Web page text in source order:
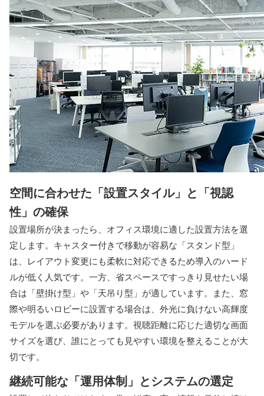
空間に合わせた「設置スタイル」と「視認
性」の確保
設置場所が決まったら、オフィス環境に適した設置方法を選
定します。キャスター付きで移動が容易な「スタンド型」
は、レイアウト変更にも柔軟に対応できるため導入のハード
ルが低く人気です。一方、省スペースですっきり見せたい場
合は「壁掛け型」や「天吊り型」が適しています。また、窓
際や明るいロビーに設置する場合は、外光に負けない高輝度
モデルを選ぶ必要があります。視聴距離に応じた適切な画面
サイズを選び、誰にとっても見やすい環境を整えることが大
切です。
継続可能な「運用体制」とシステムの選定